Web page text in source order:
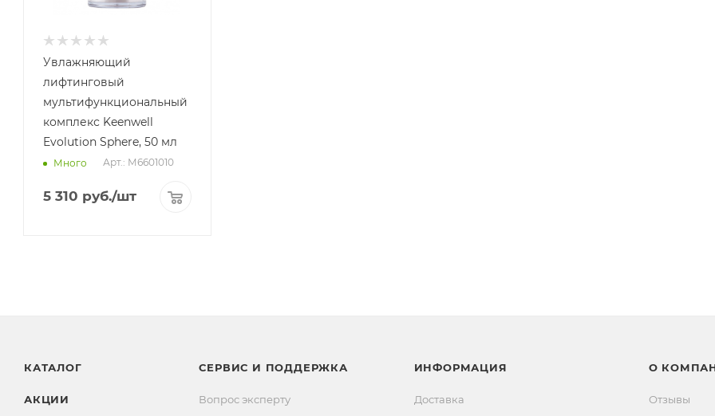
Увлажняющий
лифтинговый
мультифункциональный
комплекс Keenwell
Evolution Sphere, 50 мл
Много Арт.: М6601010
5 310 руб./шт
КАТАЛОГ
АКЦИИ
СЕРВИС И ПОДДЕРЖКА
Вопрос эксперту
ИНФОРМАЦИЯ
Доставка
О
Отзывы